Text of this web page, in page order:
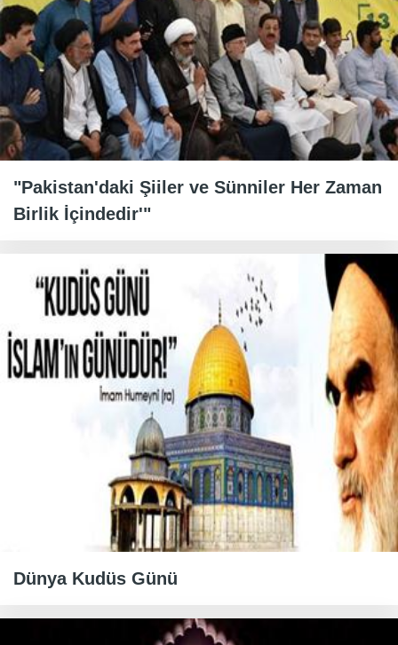
"Pakistan'daki Şiiler ve Sünniler Her Zaman
Birlik İçindedir'"
Dünya Kudüs Günü